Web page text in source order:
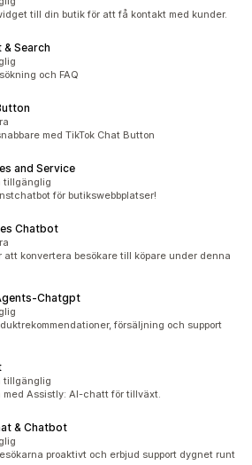
till din butik för att få kontakt med kunder.
& Search
och FAQ
med TikTok Chat Button
and Service
tillgänglig
för butikswebbplatser!
Chatbot
konvertera besökare till köpare under denna
försäljning och support
tillgänglig
med Assistly: AI-chatt för tillväxt.
& Chatbot
proaktivt och erbjud support dygnet runt